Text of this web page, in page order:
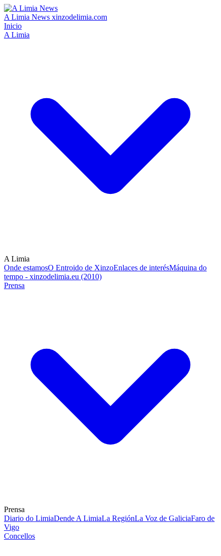
A Limia News xinzodelimia.com
Inicio
A Limia
A Limia
Onde estamosO Entroido de XinzoEnlaces de interésMáquina do
tempo - xinzodelimia.eu (2010)
Prensa
Prensa
Diario do LimiaDende A LimiaLa RegiónLa Voz de GaliciaFaro de
Vigo
Concellos